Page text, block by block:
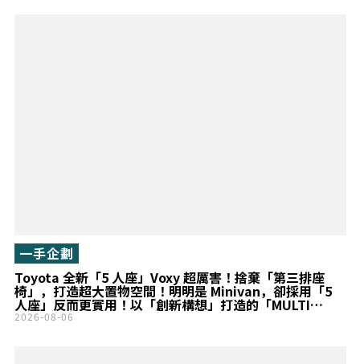
Toyota 全新「5 人座」Voxy 超厲害！捨棄「第三排座
椅」，打造超大置物空間！明明是 Minivan，卻採用「5
人座」反而更實用！以「創新構想」打造的「MULTI
UTILITY」究竟是什麼？
一手企劃
2026-08-06